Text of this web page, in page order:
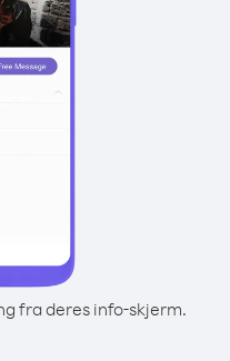
fra deres info-skjerm.